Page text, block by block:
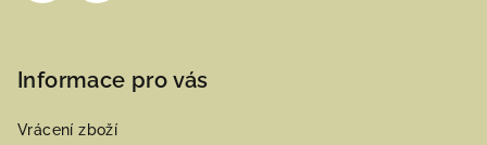
Informace pro vás
Vrácení zboží